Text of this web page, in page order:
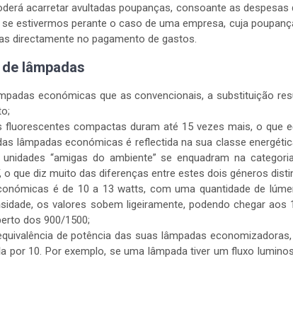
acarretar avultadas poupanças, consoante as despesas
estivermos perante o caso de uma empresa, cuja
directamente no pagamento de gastos.
lâmpadas
económicas que as convencionais, a substituição
compactas duram até 15 vezes mais, o que
lâmpadas económicas é reflectida na sua classe
“amigas do ambiente” se enquadram na
o que diz muito das diferenças entre estes dois géneros
é de 10 a 13 watts, com uma quantidade de
os valores sobem ligeiramente, podendo chegar aos
dos 900/1500;
de potência das suas lâmpadas
por 10. Por exemplo, se uma lâmpada tiver um fluxo